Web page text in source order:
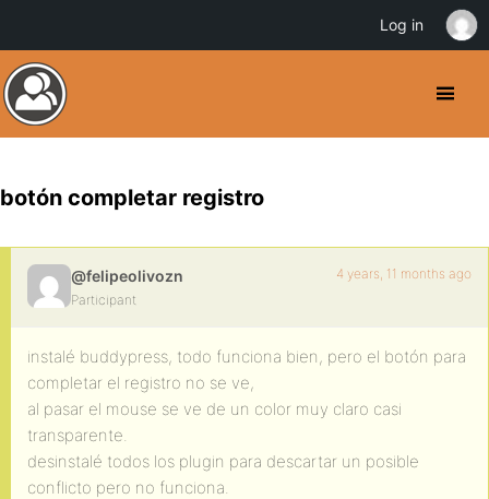
botón completar registro
@felipeolivozn
Participant
4 years, 11 months ago
instalé buddypress, todo funciona bien, pero el botón para
completar el registro no se ve,
al pasar el mouse se ve de un color muy claro casi
transparente.
desinstalé todos los plugin para descartar un posible
conflicto pero no funciona.
Log in